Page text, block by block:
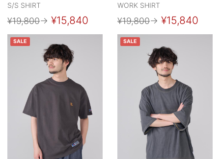
S/S SHIRT
¥19,800→ ¥15,840
WORK SHIRT
¥19,800→ ¥15,840
SALE SALE